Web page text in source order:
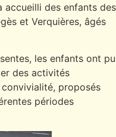
accueilli des enfants des
et Verquières, âgés
les enfants ont pu
des activités
proposés
périodes